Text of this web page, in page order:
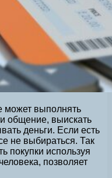
может выполнять
общение, выискать
деньги. Если есть
не выбираться. Так
покупки используя
позволяет